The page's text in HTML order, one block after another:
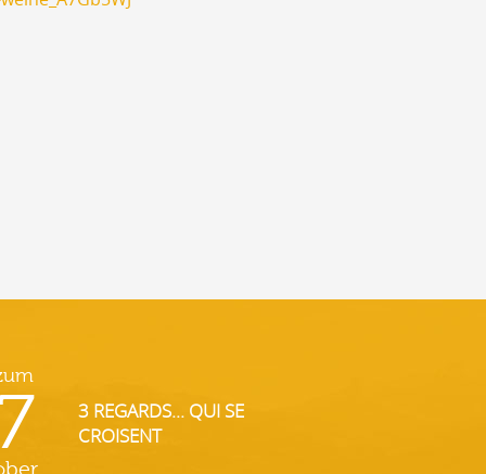
3 REGARDS... QUI SE
CROISENT